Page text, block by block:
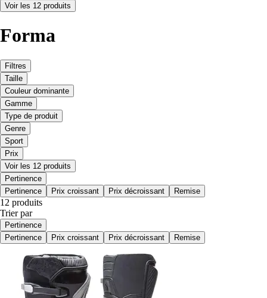
Voir les 12 produits
Forma
Filtres
Taille
Couleur dominante
Gamme
Type de produit
Genre
Sport
Prix
Voir les 12 produits
Pertinence
Pertinence
Prix croissant Prix décroissant Remise
12 produits
Trier par
Pertinence
Pertinence
Prix croissant Prix décroissant Remise